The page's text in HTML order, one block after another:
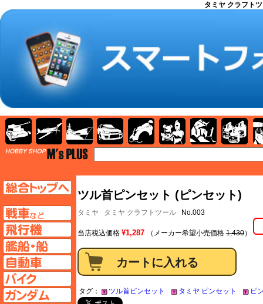
タミヤ クラフト
ツル首ピンセット (ピンセット)
タミヤ タミヤ クラフトツール No.003
当店税込価格 ¥1,287 （メーカー希望小売価格 1,430）
タグ： ツル首ピンセット タミヤ ピンセット ピ
AFV
自動車ページへ
バイクページへ
ガンダムページへ
AFV 飛行機 艦船 自動車 バイク キャラクターガンダム 塗料